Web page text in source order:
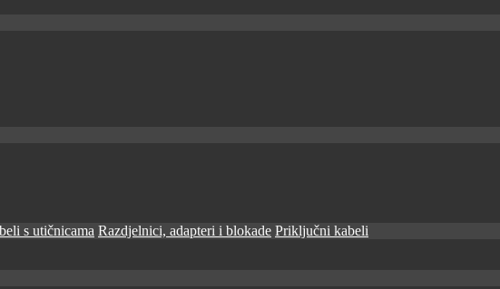
s utičnicama Razdjelnici, adapteri i blokade Priključni kabeli